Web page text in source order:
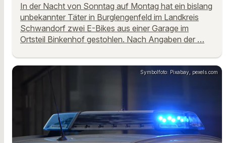
In der Nacht von Sonntag auf Montag hat ein bislang
unbekannter Täter in Burglengenfeld im Landkreis
Schwandorf zwei E-Bikes aus einer Garage im
Ortsteil Binkenhof gestohlen. Nach Angaben der …
Symbolfoto: Pixabay, pexels.com